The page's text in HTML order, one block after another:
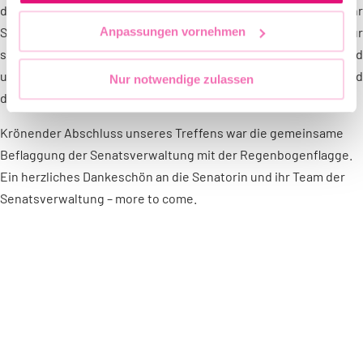
Anpassungen vornehmen
Nur notwendige zulassen
dem CSD Berlin | Berlin Pride sehen würden und auch viel mehr
Schulen bei der Demo mitlaufen? Einfach ein Traum, denn nur
so verknüpfen wir unsere nachkommenden Generationen und
unsere tollen Berliner Lehrkräfte mit den wichtigen und
diversen Lebensweisen unserer queeren Familie.
Krönender Abschluss unseres Treffens war die gemeinsame
Beflaggung der Senatsverwaltung mit der Regenbogenflagge.
Ein herzliches Dankeschön an die Senatorin und ihr Team der
Senatsverwaltung – more to come.